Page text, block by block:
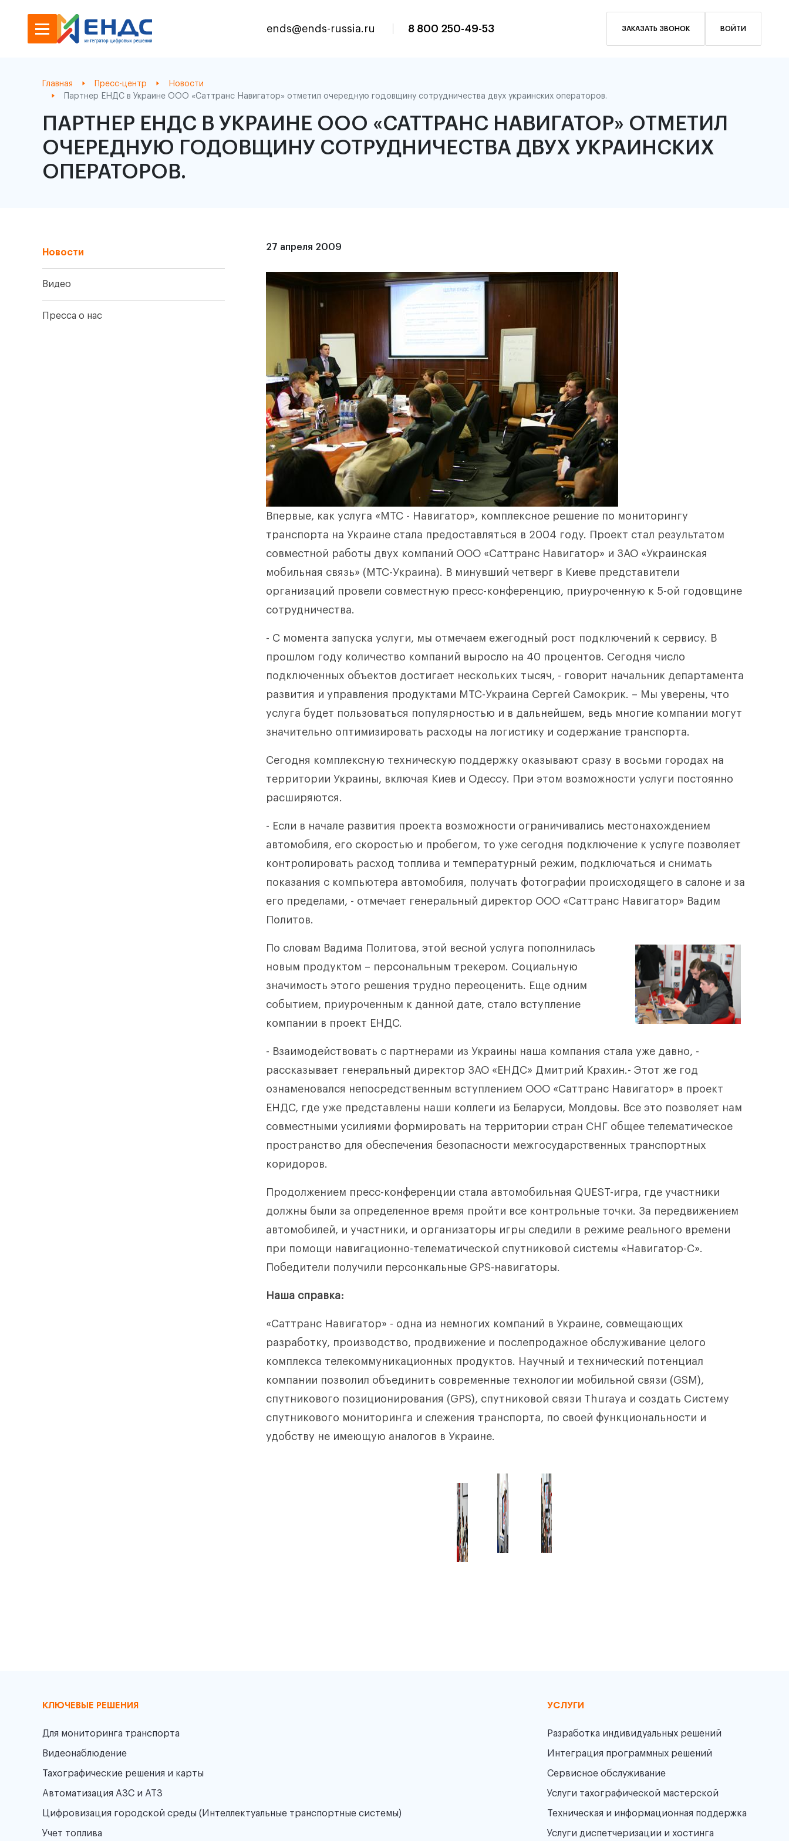
ends@ends-russia.ru 8 800 250-49-53 ЗАКАЗАТЬ ЗВОНОК ВОЙТИ
Главная Пресс-центр
Новости
Партнер ЕНДС в Украине ООО «Саттранс Навигатор» отметил очередную годовщину сотрудничества двух украинских операторов.
ПАРТНЕР ЕНДС В УКРАИНЕ ООО «САТТРАНС НАВИГАТОР» ОТМЕТИЛ
ОЧЕРЕДНУЮ ГОДОВЩИНУ СОТРУДНИЧЕСТВА ДВУХ УКРАИНСКИХ
ОПЕРАТОРОВ.
Новости
Видео
Пресса о нас
27 апреля 2009
Впервые, как услуга «МТС - Навигатор», комплексное решение по мониторингу
транспорта на Украине стала предоставляться в 2004 году. Проект стал результатом
совместной работы двух компаний ООО «Саттранс Навигатор» и ЗАО «Украинская
мобильная связь» (МТС-Украина). В минувший четверг в Киеве представители
организаций провели совместную пресс-конференцию, приуроченную к 5-ой годовщине
сотрудничества.
- С момента запуска услуги, мы отмечаем ежегодный рост подключений к сервису. В
прошлом году количество компаний выросло на 40 процентов. Сегодня число
подключенных объектов достигает нескольких тысяч, - говорит начальник департамента
развития и управления продуктами МТС-Украина Сергей Самокрик. – Мы уверены, что
услуга будет пользоваться популярностью и в дальнейшем, ведь многие компании могут
значительно оптимизировать расходы на логистику и содержание транспорта.
Сегодня комплексную техническую поддержку оказывают сразу в восьми городах на
территории Украины, включая Киев и Одессу. При этом возможности услуги постоянно
расширяются.
- Если в начале развития проекта возможности ограничивались местонахождением
автомобиля, его скоростью и пробегом, то уже сегодня подключение к услуге позволяет
контролировать расход топлива и температурный режим, подключаться и снимать
показания с компьютера автомобиля, получать фотографии происходящего в салоне и за
его пределами, - отмечает генеральный директор ООО «Саттранс Навигатор» Вадим
Политов.
По словам Вадима Политова, этой весной услуга пополнилась
новым продуктом – персональным трекером. Социальную
значимость этого решения трудно переоценить. Еще одним
событием, приуроченным к данной дате, стало вступление
компании в проект ЕНДС.
- Взаимодействовать с партнерами из Украины наша компания стала уже давно, -
рассказывает генеральный директор ЗАО «ЕНДС» Дмитрий Крахин.- Этот же год
ознаменовался непосредственным вступлением ООО «Саттранс Навигатор» в проект
ЕНДС, где уже представлены наши коллеги из Беларуси, Молдовы. Все это позволяет нам
совместными усилиями формировать на территории стран СНГ общее телематическое
пространство для обеспечения безопасности межгосударственных транспортных
коридоров.
Продолжением пресс-конференции стала автомобильная QUEST-игра, где участники
должны были за определенное время пройти все контрольные точки. За передвижением
автомобилей, и участники, и организаторы игры следили в режиме реального времени
при помощи навигационно-телематической спутниковой системы «Навигатор-С».
Победители получили персонкальные GPS-навигаторы.
Наша справка:
«Саттранс Навигатор» - одна из немногих компаний в Украине, совмещающих
разработку, производство, продвижение и послепродажное обслуживание целого
комплекса телекоммуникационных продуктов. Научный и технический потенциал
компании позволил объединить современные технологии мобильной связи (GSM),
спутникового позиционирования (GPS), спутниковой связи Thuraya и создать Систему
спутникового мониторинга и слежения транспорта, по своей функциональности и
удобству не имеющую аналогов в Украине.
КЛЮЧЕВЫЕ РЕШЕНИЯ
Для мониторинга транспорта
Видеонаблюдение
Тахографические решения и карты
Автоматизация АЗС и АТЗ
Цифровизация городской среды (Интеллектуальные транспортные системы)
Учет топлива
УСЛУГИ
Разработка индивидуальных решений
Интеграция программных решений
Сервисное обслуживание
Услуги тахографической мастерской
Техническая и информационная поддержка
Услуги диспетчеризации и хостинга